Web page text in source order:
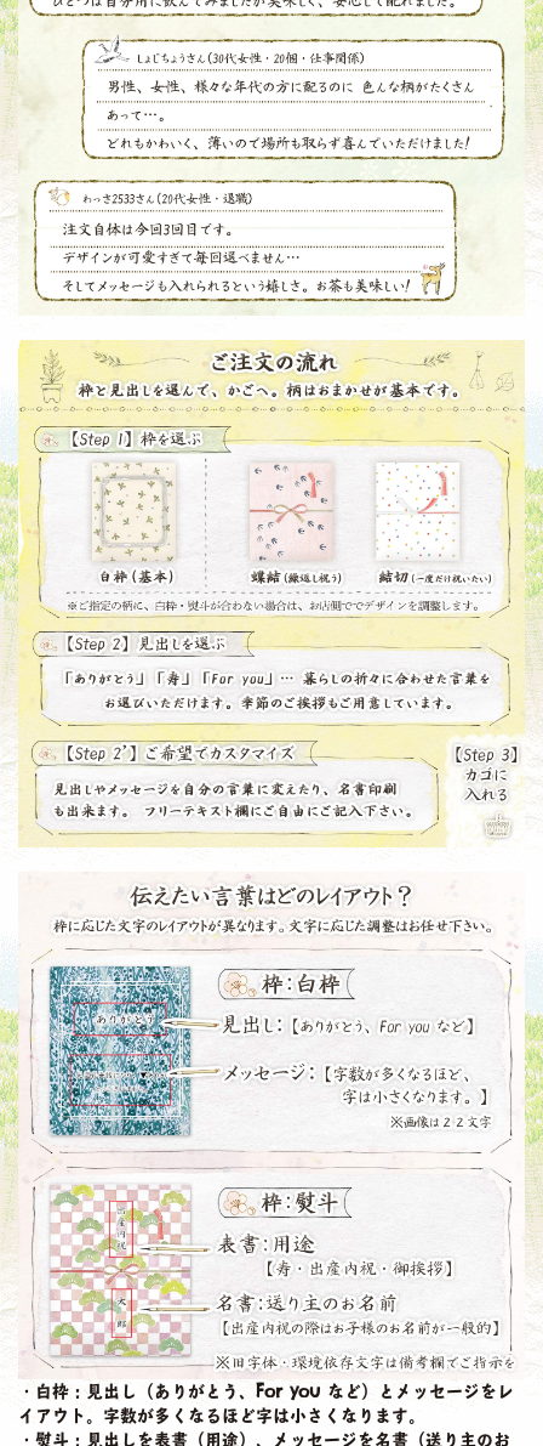
・白枠：見出し（ありがとう、For you など）とメッセージをレ
イアウト。字数が多くなるほど字は小さくなります。
・熨斗：見出しを表書（用途）、メッセージを名書（送り主のお